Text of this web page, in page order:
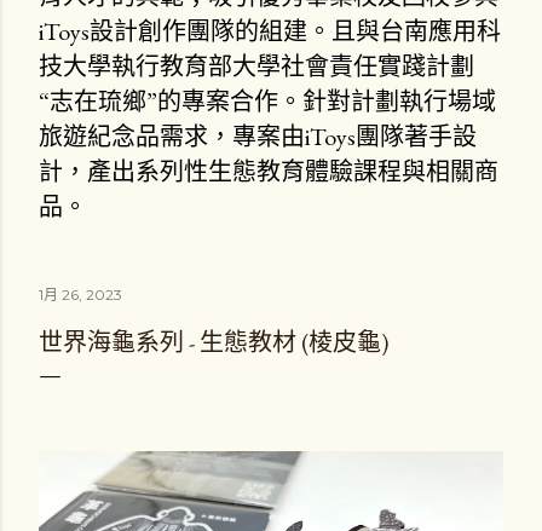
iToys設計創作團隊的組建。且與台南應用科
技大學執行教育部大學社會責任實踐計劃
“志在琉鄉”的專案合作。針對計劃執行場域
旅遊紀念品需求，專案由iToys團隊著手設
計，產出系列性生態教育體驗課程與相關商
品。
1月 26, 2023
世界海龜系列 - 生態教材 (棱皮龜)